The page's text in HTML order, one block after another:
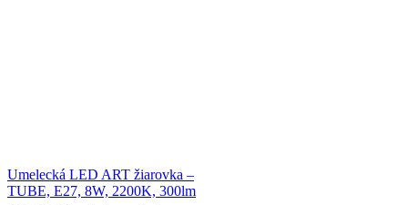
Umelecká LED ART žiarovka –
TUBE, E27, 8W, 2200K, 300lm